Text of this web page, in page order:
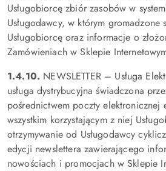
Usługobiorcę zbiór zasobów w
Usługodawcy, w którym gromadzone
Usługobiorcę oraz informacje o
Zamówieniach w Sklepie
1.4.10. NEWSLETTER – Usługa
usługa dystrybucyjna świadczona
pośrednictwem poczty elektronicznej
wszystkim korzystającym z niej
otrzymywanie od Usługodawcy
edycji newslettera zawierającego
nowościach i promocjach w Sklepie